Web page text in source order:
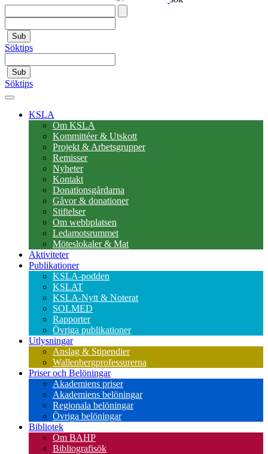
Sub
Söktips
Sub
Söktips
KSLA
Om KSLA
Kommittéer & Utskott
Projekt & Arbetsgrupper
Remisser
Nyheter
Kontakt
Donationsgårdarna
Gåvor & donationer
Stiftelser
Om webbplatsen
Ledamotsrummet
Möteslokaler & Mat
Aktiviteter
Publikationer
KSLA-podden
KSLAT
KSLA-Nytt & Noterat
SOLMED
Rapporter
Övriga publikationer
Utlysningar
Anslag & Stipendier
Wallenbergprofessurerna
Priser och Belöningar
Akademiens priser
Akademiens belöningar
Regionala belöningar
Övriga belöningar
Bibliotek
Om BAHP
Bibliografisök